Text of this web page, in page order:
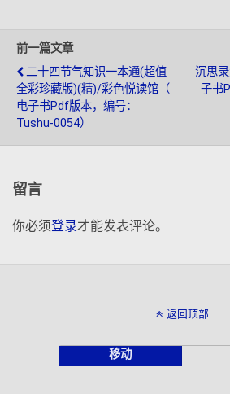
前一篇文章
二十四节气知识一本通(超值
全彩珍藏版)(精)/彩色悦读馆（
电子书pdf版本，编号：
Tushu-0054）
沉思
子书
留言
你必须登录才能发表评论。
返回顶部
移动